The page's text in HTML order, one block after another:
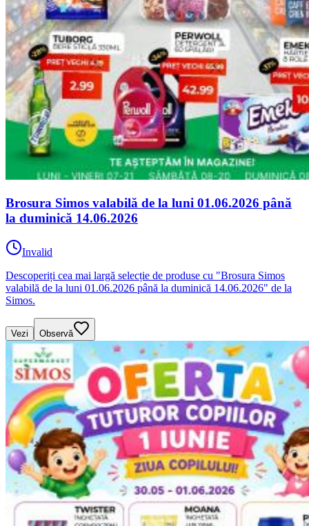
Brosura Simos valabilă de la luni 01.06.2026 până
la duminică 14.06.2026
Invalid
Descoperiți cea mai largă selecție de produse cu "Brosura Simos
valabilă de la luni 01.06.2026 până la duminică 14.06.2026" de la
Simos.
Vezi Observă